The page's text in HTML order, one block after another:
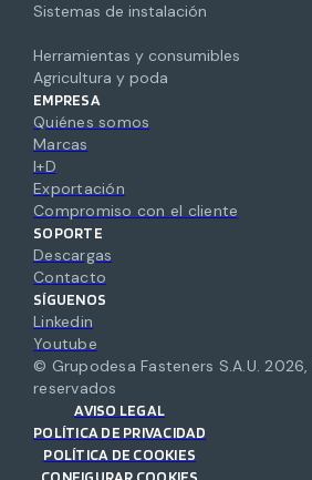
Sistemas de instalación
Herramientas y consumibles
Agricultura y poda
EMPRESA
Quiénes somos
Marcas
I+D
Exportación
Compromiso con el cliente
SOPORTE
Descargas
Contacto
SÍGUENOS
Linkedin
Youtube
© Grupodesa Fasteners S.A.U. 2026,
reservados
AVISO LEGAL
POLÍTICA DE PRIVACIDAD
POLÍTICA DE COOKIES